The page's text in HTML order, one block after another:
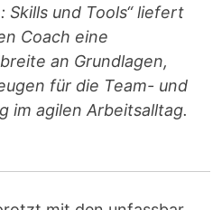
Skills und Tools“ liefert
Coach eine
an Grundlagen,
für die Team- und
im agilen Arbeitsalltag.